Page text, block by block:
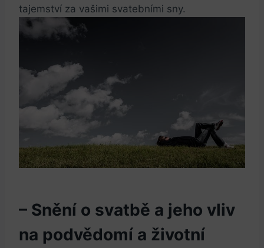
tajemství za vašimi svatebními sny.
– Snění o svatbě a​ jeho ⁤vliv
na⁢ podvědomí⁢ a životní